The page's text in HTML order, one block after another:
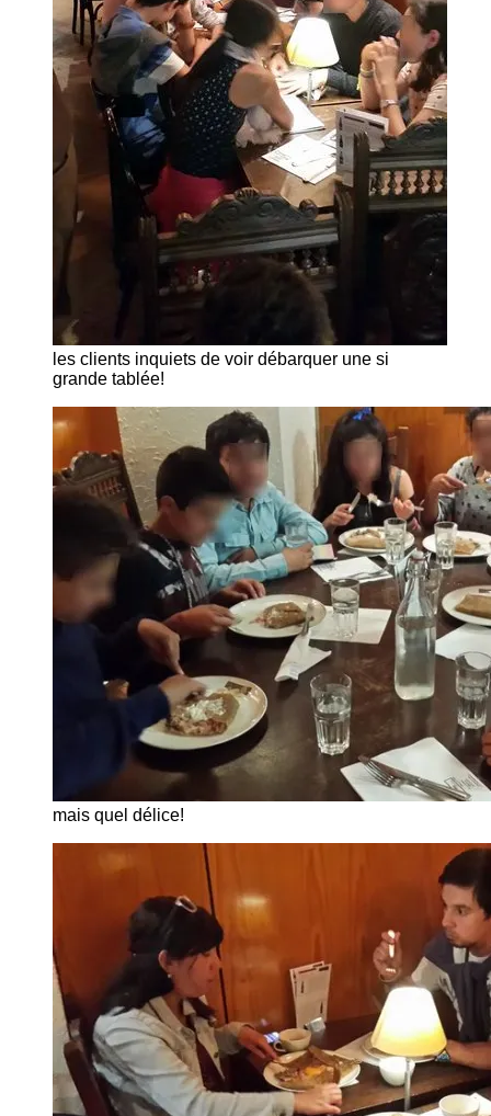
les clients inquiets de voir débarquer une si
grande tablée!
mais quel délice!